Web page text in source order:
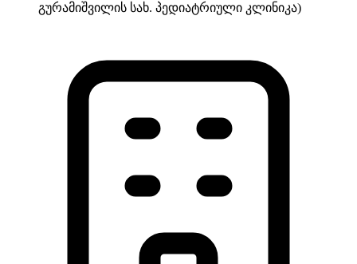
გურამიშვილის სახ. პედიატრიული კლინიკა)